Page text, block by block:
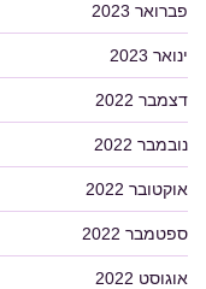
פברואר 2023
ינואר 2023
דצמבר 2022
נובמבר 2022
אוקטובר 2022
ספטמבר 2022
אוגוסט 2022